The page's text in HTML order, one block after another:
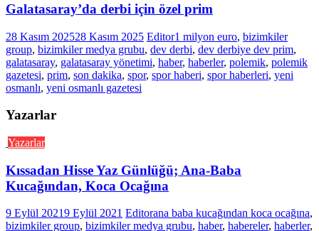
Galatasaray’da derbi için özel prim
28 Kasım 202528 Kasım 2025 Editor1 milyon euro, bizimkiler
group, bizimkiler medya grubu, dev derbi, dev derbiye dev prim,
galatasaray, galatasaray yönetimi, haber, haberler, polemik, polemik
gazetesi, prim, son dakika, spor, spor haberi, spor haberleri, yeni
osmanlı, yeni osmanlı gazetesi
Yazarlar
Yazarlar
Kıssadan Hisse Yaz Günlüğü; Ana-Baba
Kucağından, Koca Ocağına
9 Eylül 20219 Eylül 2021 Editorana baba kucağından koca ocağına,
bizimkiler group, bizimkiler medya grubu, haber, habereler, haberler,